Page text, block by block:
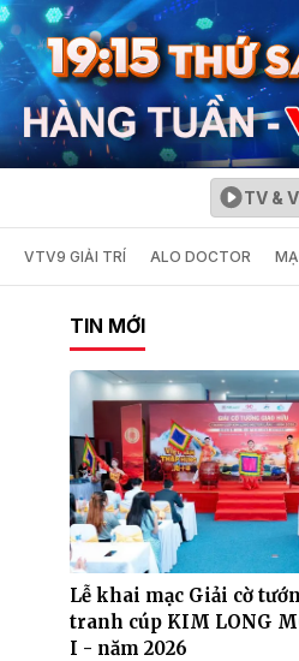
TV &
VTV9 GIẢI TRÍ ALO DOCTOR
TIN MỚI
Lễ khai mạc Giải cờ
tranh cúp KIM LONG
I - năm 2026